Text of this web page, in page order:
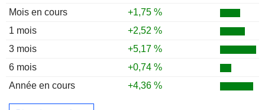
Mois en cours
+1,75 %
1 mois
+2,52 %
3 mois
+5,17 %
6 mois
+0,74 %
Année en cours
+4,36 %